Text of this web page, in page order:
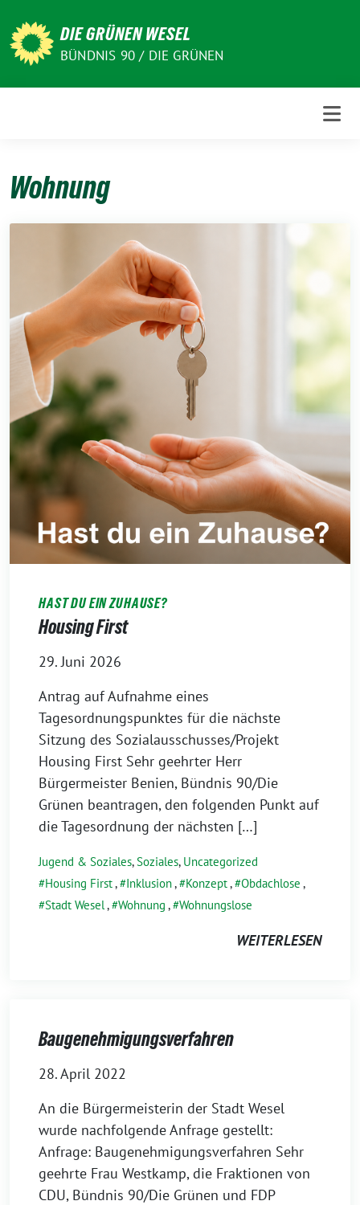
zum
Inhalt
DIE GRÜNEN WESEL
BÜNDNIS 90 / DIE GRÜNEN
Wohnung
HAST DU EIN ZUHAUSE?
Housing First
29. Juni 2026
Antrag auf Aufnahme eines
Tagesordnungspunktes für die nächste
Sitzung des Sozialausschusses/Projekt
Housing First Sehr geehrter Herr
Bürgermeister Benien, Bündnis 90/Die
Grünen beantragen, den folgenden Punkt auf
die Tagesordnung der nächsten […]
Jugend & Soziales,Soziales, Uncategorized
Housing First, Inklusion, Konzept, Obdachlose ,
Stadt Wesel, Wohnung , Wohnungslose
WEITERLESEN
Baugenehmigungsverfahren
28. April 2022
An die Bürgermeisterin der Stadt Wesel
wurde nachfolgende Anfrage gestellt:
Anfrage: Baugenehmigungsverfahren Sehr
geehrte Frau Westkamp, die Fraktionen von
CDU, Bündnis 90/Die Grünen und FDP